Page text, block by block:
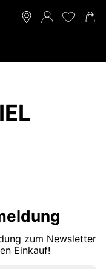
zum Newsletter
Einkauf!